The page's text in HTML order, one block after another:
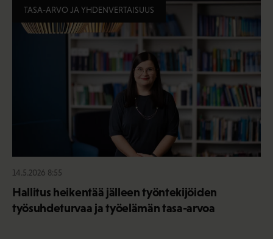
TASA-ARVO JA YHDENVERTAISUUS
14.5.2026 8:55
Hallitus heikentää jälleen työntekijöiden
työsuhdeturvaa ja työelämän tasa-arvoa